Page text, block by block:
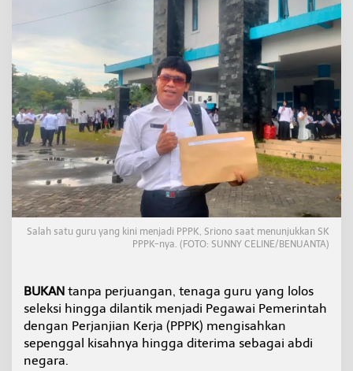
H
o
n
o
r
r
J
a
d
P
P
P
G
a
i
R
Salah satu guru yang kini menjadi PPPK, Sriono saat menunjukkan SK
PPPK-nya. (FOTO: SUNNY CELINE/BENUANTA)
BUKAN tanpa perjuangan, tenaga guru yang lolos
seleksi hingga dilantik menjadi Pegawai Pemerintah
dengan Perjanjian Kerja (PPPK) mengisahkan
sepenggal kisahnya hingga diterima sebagai abdi
negara.